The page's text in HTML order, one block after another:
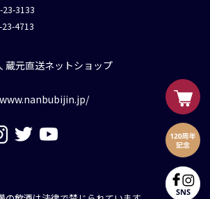
23-3133
23-4713
蔵元直送ネットショップ